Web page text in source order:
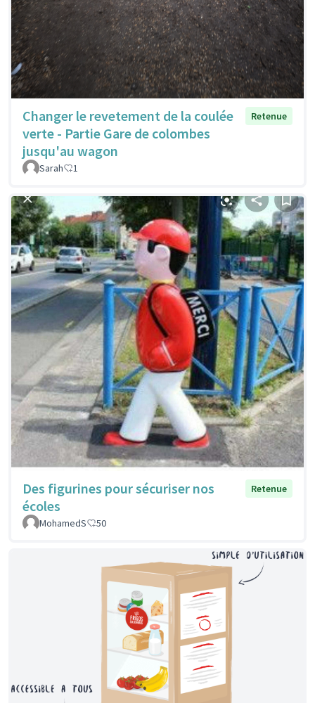
Changer le revetement de la coulée
verte - Partie Gare de colombes
jusqu'au wagon
Retenue
Sarah 1
Des figurines pour sécuriser nos
écoles
Retenue
MohamedS 50